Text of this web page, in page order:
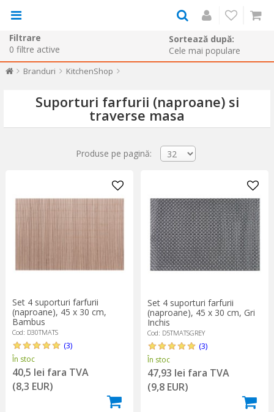
Filtrare
0 filtre active
Sortează după:
Branduri KitchenShop
Suporturi farfurii (naproane) si
traverse masa
Produse pe pagină:
Set 4 suporturi farfurii
(naproane), 45 x 30 cm,
Bambus
Cod: D30TMATS
(3)
În stoc
40,5 lei fara TVA
(8,3 EUR)
Set 4 suporturi farfurii
(naproane), 45 x 30 cm, Gri
Inchis
Cod: D5TMATSGREY
(3)
În stoc
47,93 lei fara TVA
(9,8 EUR)